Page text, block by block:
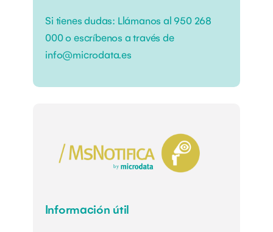
Si tienes dudas: Llámanos al 950 268
000o escríbenos a través de
info@microdata.es
Información útil